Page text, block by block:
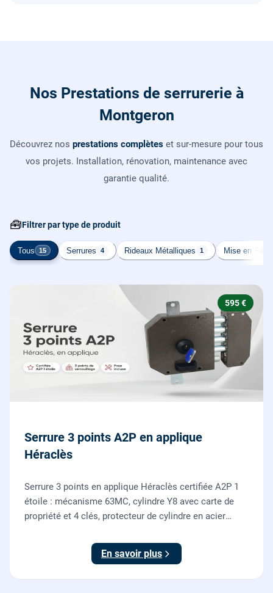
Nos Prestations de serrurerie à
Montgeron
Découvrez nos prestations complètes et sur-mesure pour tous
vos projets. Installation, rénovation, maintenance avec
garantie qualité.
🧰Filtrer par type de produit
Tous 15 Serrures 4 Rideaux Métalliques 1 Mise en
595 €
Serrure 3 points A2P en applique
Héraclès
Serrure 3 points en applique Héraclès certifiée A2P 1
étoile : mécanisme 63MC, cylindre Y8 avec carte de
propriété et 4 clés, protecteur de cylindre en acier
renforcer une porte d'entrée existante.
En savoir plus